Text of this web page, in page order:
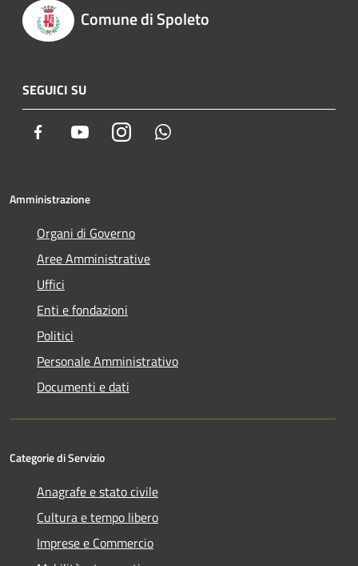
Comune di Spoleto
SEGUICI SU
Facebook YoutubeInstagram
Amministrazione
Organi di Governo
Aree Amministrative
Uffici
Enti e fondazioni
Politici
Personale Amministrativo
Documenti e dati
Categorie di Servizio
Anagrafe e stato civile
Cultura e tempo libero
Imprese e Commercio